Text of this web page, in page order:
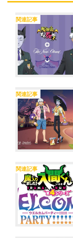
関連記事
関連記事
関連記事